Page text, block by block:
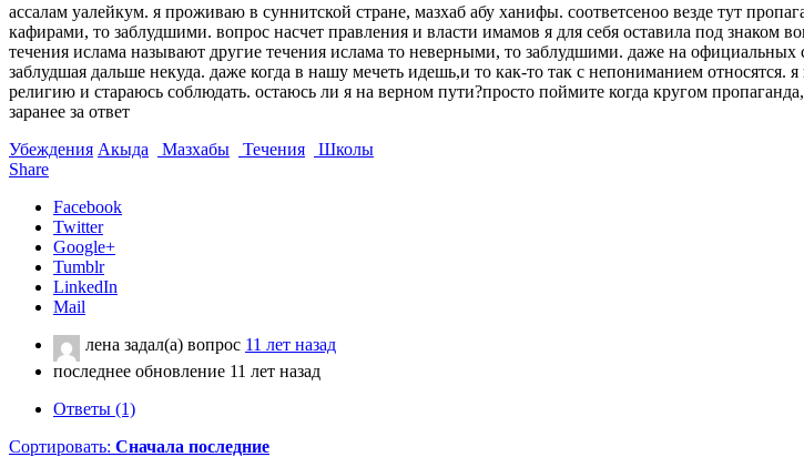
ассалам уалейкум. я проживаю в суннитской стране, мазхаб абу ханифы. соответсеноо везде тут
кафирами, то заблудшими. вопрос насчет правления и власти имамов я для себя оставила под
течения ислама называют другие течения ислама то неверными, то заблудшими. даже на
заблудшая дальше некуда. даже когда в нашу мечеть идешь,и то как-то так с непониманием
религию и стараюсь соблюдать. остаюсь ли я на верном пути?просто поймите когда кругом
заранее за ответ
Убеждения Акыда Мазхабы Течения
Школы
Share
Facebook
Twitter
Google+
Tumblr
LinkedIn
Mail
лена задал(а) вопрос 11 лет назад
последнее обновление 11 лет назад
Ответы (1)
Сортировать: Сначала последние